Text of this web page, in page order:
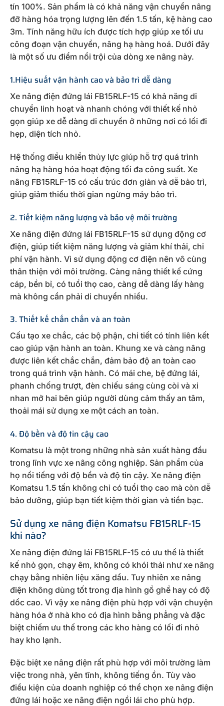
tín 100%. Sản phẩm là có khả năng vận chuyển nâng
đỡ hàng hóa trọng lượng lên đến 1.5 tấn, kệ hàng cao
3m. Tính năng hữu ích được tích hợp giúp xe tối ưu
công đoạn vận chuyển, nâng hạ hàng hoá. Dưới đây
là một số ưu điểm nổi trội của dòng xe nâng này.
1.Hiệu suất vận hành cao và bảo trì dễ dàng
Xe nâng điện đứng lái FB15RLF-15 có khả năng di
chuyển linh hoạt và nhanh chóng với thiết kế nhỏ
gọn giúp xe dễ dàng di chuyển ở những nơi có lối đi
hẹp, diện tích nhỏ.
Hệ thống điều khiển thủy lực giúp hỗ trợ quá trình
nâng hạ hàng hóa hoạt động tối đa công suất. Xe
nâng FB15RLF-15 có cấu trúc đơn giản và dễ bảo trì,
giúp giảm thiểu thời gian ngừng máy bảo trì.
2. Tiết kiệm năng lượng và bảo vệ môi trường
Xe nâng điện đứng lái FB15RLF-15 sử dụng động cơ
điện, giúp tiết kiệm năng lượng và giảm khí thải, chi
phí vận hành. Vì sử dụng động cơ điện nên vô cùng
thân thiện với môi trường. Càng nâng thiết kế cứng
cáp, bền bỉ, có tuổi thọ cao, càng dễ dàng lấy hàng
mà không cần phải di chuyển nhiều.
3. Thiết kế chắn chắn và an toàn
Cấu tạo xe chắc, các bộ phận, chi tiết có tính liên kết
cao giúp vận hành an toàn. Khung xe và càng nâng
được liên kết chắc chắn, đảm bảo độ an toàn cao
trong quá trình vận hành. Có mái che, bệ đứng lái,
phanh chống trượt, đèn chiếu sáng cùng còi và xi
nhan mở hai bên giúp người dùng cảm thấy an tâm,
thoải mái sử dụng xe một cách an toàn.
4. Độ bền và độ tin cậy cao
Komatsu là một trong những nhà sản xuất hàng đầu
trong lĩnh vực xe nâng công nghiệp. Sản phẩm của
họ nổi tiếng với độ bền và độ tin cậy. Xe nâng điện
Komatsu 1.5 tấn không chỉ có tuổi thọ cao mà còn dễ
bảo dưỡng, giúp bạn tiết kiệm thời gian và tiền bạc.
Sử dụng xe nâng điện Komatsu FB15RLF-15
khi nào?
Xe nâng điện đứng lái FB15RLF-15 có ưu thế là thiết
kế nhỏ gọn, chạy êm, không có khói thải như xe nâng
chạy bằng nhiên liệu xăng dầu. Tuy nhiên xe nâng
điện không dùng tốt trong địa hình gồ ghề hay có độ
dốc cao. Vì vậy xe nâng điện phù hợp với vận chuyện
hàng hóa ở nhà kho có địa hình bằng phẳng và đặc
biệt chiếm ưu thế trong các kho hàng có lối đi nhỏ
hay kho lạnh.
Đặc biệt xe nâng điện rất phù hợp với môi trường làm
việc trong nhà, yên tĩnh, không tiếng ồn. Tùy vào
điều kiện của doanh nghiệp có thể chọn xe nâng điện
đứng lái hoặc xe nâng điện ngồi lái cho phù hợp.